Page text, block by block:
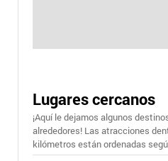
Lugares cercanos
¡Aquí le dejamos algunos
alrededores! Las atracciones
kilómetros están ordenadas